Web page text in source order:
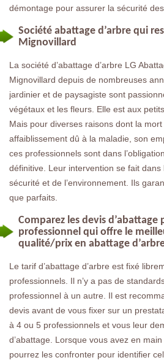
démontage pour assurer la sécurité
Société abattage d’arbre qui
Mignovillard
La société d’abattage d’arbre LG
Mignovillard depuis de nombreuses
jardinier et de paysagiste sont
végétaux et les fleurs. Elle est aux
Mais pour diverses raisons dont la mort
affaiblissement dû à la maladie, son
ces professionnels sont dans
définitive. Leur intervention se fait
sécurité et de l’environnement. Ils
que parfaits.
Comparez les devis
professionnel qui offre le
qualité/prix en abattage
Le tarif d’abattage d’arbre est fixé
professionnels. Il n’y a pas de
professionnel à un autre. Il est
devis avant de vous fixer sur un
à 4 ou 5 professionnels et vous leur
d’abattage. Lorsque vous avez en
pourrez les confronter pour identifier